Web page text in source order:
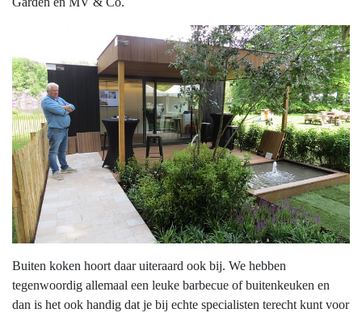
Buiten koken hoort daar uiteraard ook bij. We hebben
tegenwoordig allemaal een leuke barbecue of buitenkeuken en
dan is het ook handig dat je bij echte specialisten terecht kunt voor